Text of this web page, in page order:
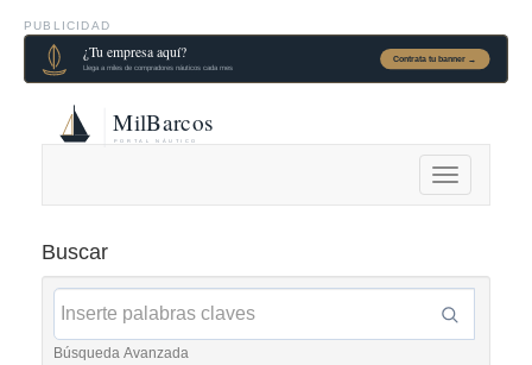
PUBLICIDAD
Alternar
navegación
Buscar
Búsqueda Avanzada